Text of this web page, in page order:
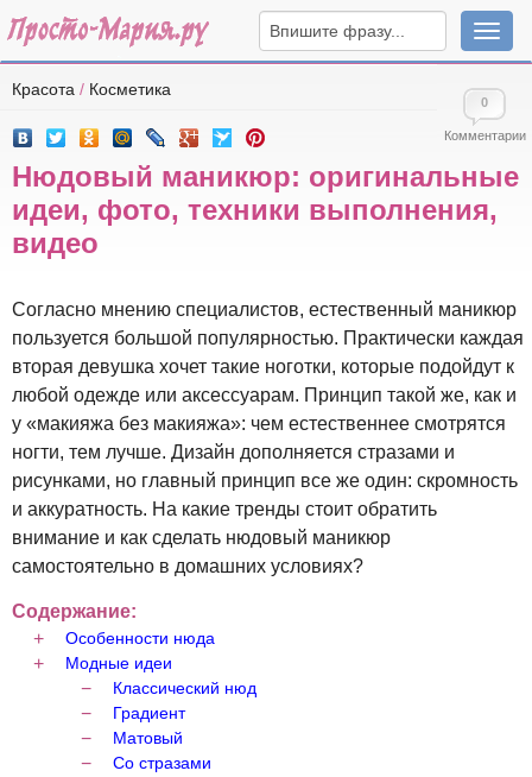
Красота / Косметика
0
Комментарии
Нюдовый маникюр: оригинальные
идеи, фото, техники выполнения,
видео
Согласно мнению специалистов, естественный маникюр
пользуется большой популярностью. Практически каждая
вторая девушка хочет такие ноготки, которые подойдут к
любой одежде или аксессуарам. Принцип такой же, как и
у «макияжа без макияжа»: чем естественнее смотрятся
ногти, тем лучше. Дизайн дополняется стразами и
рисунками, но главный принцип все же один: скромность
и аккуратность. На какие тренды стоит обратить
внимание и как сделать нюдовый маникюр
самостоятельно в домашних условиях?
Содержание:
Особенности нюда
Модные идеи
Классический нюд
Градиент
Матовый
Со стразами